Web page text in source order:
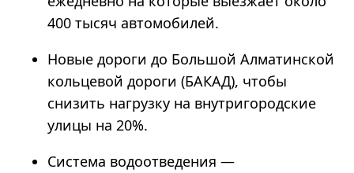
400 тысяч автомобилей.
Новые дороги до Большой Алматинской
кольцевой дороги (БАКАД), чтобы
снизить нагрузку на внутригородские
улицы на 20%.
Система водоотведения —